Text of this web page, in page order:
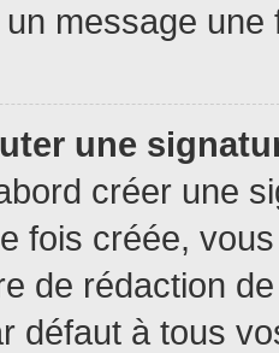
message une
une
créer une
fois créée,
de rédaction
défaut à tous